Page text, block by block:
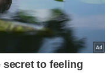
kepimpinan
Pinang akan
ilham serta
depan yang
makmur,"